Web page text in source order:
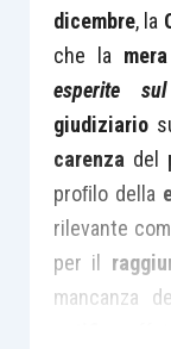
dicembre, la
che la
esperite
giudiziario
carenza del
proﬁlo della
rilevante
per il
mancanza